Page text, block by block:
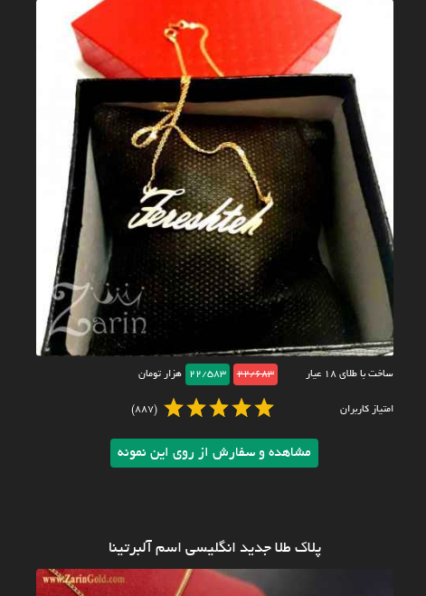
ساخت با طلای ۱۸ عیار 22/683
22/583 هزار تومان
امتیاز کاربران (887)
مشاهده و سفارش از روی این نمونه
پلاک طلا جدید انگلیسی اسم آلبرتینا